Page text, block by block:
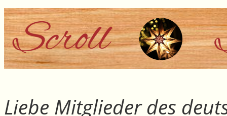
Liebe Mitglieder des